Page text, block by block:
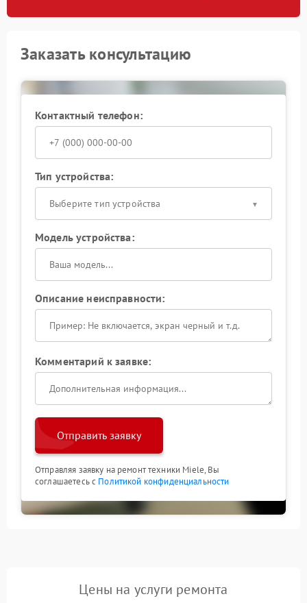
Заказать консультацию
Контактный телефон:
Тип устройства:
Выберите тип устройства
Модель устройства:
Описание неисправности:
Комментарий к заявке:
Отправить заявку
Отправляя заявку на ремонт техники Miele, Вы
соглашаетесь с Политикой конфиденциальности
Цены на услуги ремонта